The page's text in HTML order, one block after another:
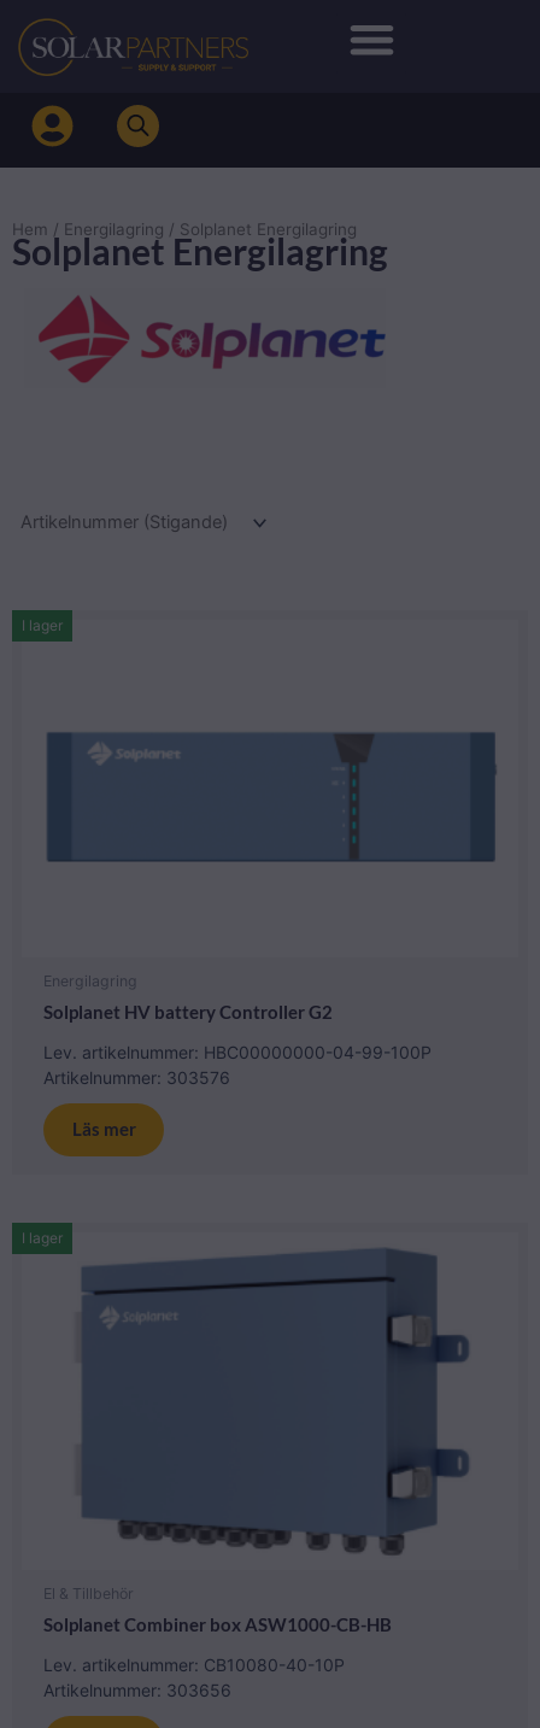
Hoppa
innehåll
Hem / Energilagring / Solplanet Energilagring
Solplanet Energilagring
Energilagring
Solplanet HV battery Controller G2
Lev. artikelnummer: HBC00000000-04-99-100P
Artikelnummer: 303576
I lager
Läs mer
El & Tillbehör
Solplanet Combiner box ASW1000-CB-HB
Lev. artikelnummer: CB10080-40-10P
Artikelnummer: 303656
I lager